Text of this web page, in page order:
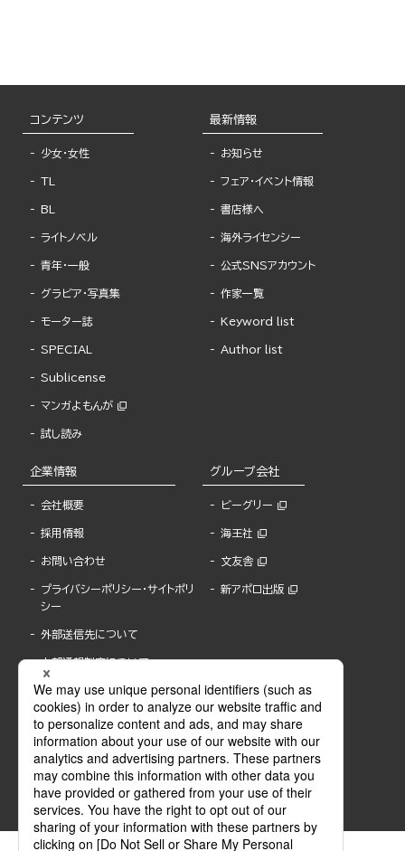
コンテンツ
少女・女性
TL
BL
ライトノベル
青年・一般
グラビア・写真集
モーター誌
SPECIAL
Sublicense
マンガよもんが
試し読み
最新情報
お知らせ
フェア・イベント情報
書店様へ
海外ライセンシー
公式SNSアカウント
作家一覧
Keyword list
Author list
企業情報
会社概要
採用情報
お問い合わせ
プライバシーポリシー・サイトポリ
シー
外部送信先について
内部通報制度について
グループ会社
ビーグリー
海王社
文友舎
新アポロ出版